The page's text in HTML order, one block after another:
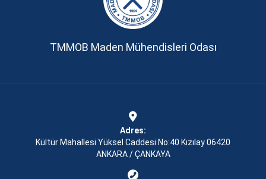
TMMOB Maden Mühendisleri Odası
Adres:
Kültür Mahallesi Yüksel Caddesi No:40 Kızılay 06420
ANKARA / ÇANKAYA